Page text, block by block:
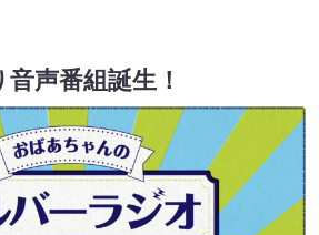
声番組誕生！